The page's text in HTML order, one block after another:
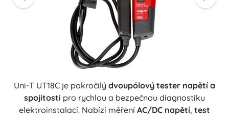
Uni-T UT18C je pokročilý dvoupólový tester napětí a
spojitosti pro rychlou a bezpečnou diagnostiku
elektroinstalací. Nabízí měření AC/DC napětí, test